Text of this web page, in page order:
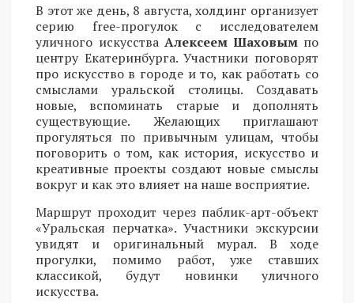
В этот же день, 8 августа, холдинг организует
серию free-прогулок с исследователем
уличного искусства Алексеем Шаховым по
центру Екатеринбурга. Участники поговорят
про искусство в городе и то, как работать со
смыслами уральской столицы. Создавать
новые, вспоминать старые и дополнять
существующие. Желающих приглашают
прогуляться по привычным улицам, чтобы
поговорить о том, как история, искусство и
креативные проекты создают новые смыслы
вокруг и как это влияет на наше восприятие.
Маршрут проходит через паблик-арт-объект
«Уральская перчатка». Участники экскурсии
увидят и оригинальный мурал. В ходе
прогулки, помимо работ, уже ставших
классикой, будут новинки уличного
искусства.